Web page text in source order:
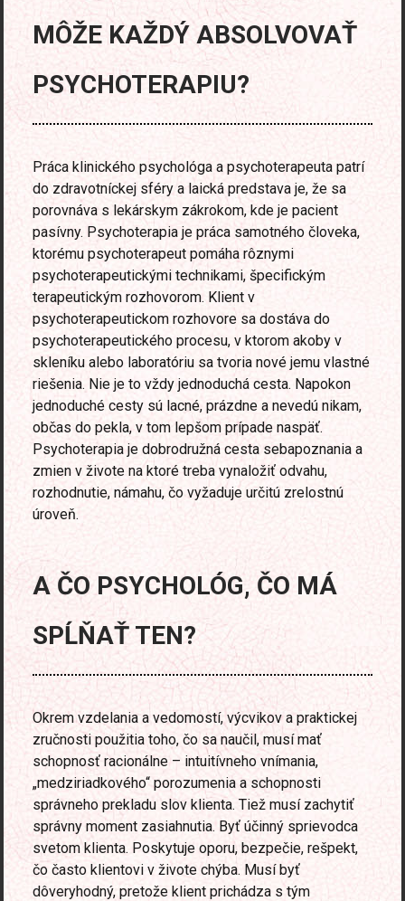
MÔŽE KAŽDÝ ABSOLVOVAŤ
PSYCHOTERAPIU?
Práca klinického psychológa a psychoterapeuta patrí
do zdravotníckej sféry a laická predstava je, že sa
porovnáva s lekárskym zákrokom, kde je pacient
pasívny. Psychoterapia je práca samotného človeka,
ktorému psychoterapeut pomáha rôznymi
psychoterapeutickými technikami, špecifickým
terapeutickým rozhovorom. Klient v
psychoterapeutickom rozhovore sa dostáva do
psychoterapeutického procesu, v ktorom akoby v
skleníku alebo laboratóriu sa tvoria nové jemu vlastné
riešenia. Nie je to vždy jednoduchá cesta. Napokon
jednoduché cesty sú lacné, prázdne a nevedú nikam,
občas do pekla, v tom lepšom prípade naspäť.
Psychoterapia je dobrodružná cesta sebapoznania a
zmien v živote na ktoré treba vynaložiť odvahu,
rozhodnutie, námahu, čo vyžaduje určitú zrelostnú
úroveň.
A ČO PSYCHOLÓG, ČO MÁ
SPĹŇAŤ TEN?
Okrem vzdelania a vedomostí, výcvikov a praktickej
zručnosti použitia toho, čo sa naučil, musí mať
schopnosť racionálne – intuitívneho vnímania,
„medziriadkového“ porozumenia a schopnosti
správneho prekladu slov klienta. Tiež musí zachytiť
správny moment zasiahnutia. Byť účinný sprievodca
svetom klienta. Poskytuje oporu, bezpečie, rešpekt,
čo často klientovi v živote chýba. Musí byť
dôveryhodný, pretože klient prichádza s tým